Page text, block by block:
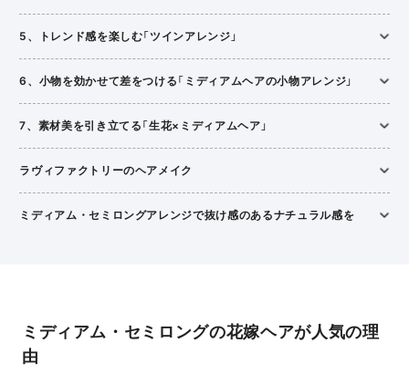
5、トレンド感を楽しむ「ツインアレンジ」
6、小物を効かせて差をつける「ミディアムヘアの小物アレンジ」
7、素材美を引き立てる「生花×ミディアムヘア」
ラヴィファクトリーのヘアメイク
ミディアム・セミロングアレンジで抜け感のあるナチュラル感を
ミディアム・セミロングの花嫁ヘアが人気の理
由